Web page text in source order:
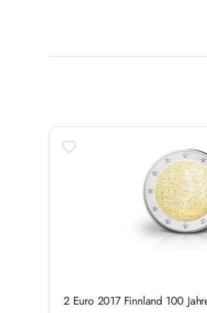
2 Euro 2017 Finnland 100